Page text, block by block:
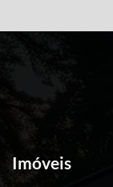
Imóveis